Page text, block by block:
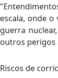
escala, onde
guerra
outros perigos
Riscos de